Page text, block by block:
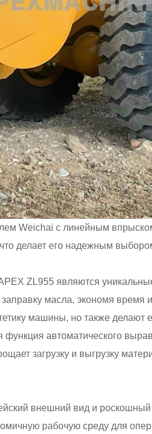
Weichai с линейным
делает его надежным
ZL955 являются
масла, экономя
машины, но также делают
функция автоматического
загрузку и выгрузку
внешний вид и
рабочую среду для